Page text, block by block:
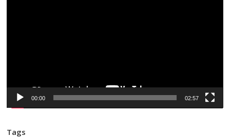
00:00 02:57
Tags